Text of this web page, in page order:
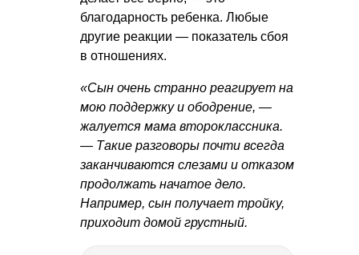
благодарность ребенка. Любые
другие реакции — показатель сбоя
в отношениях.
«Сын очень странно реагирует на
мою поддержку и ободрение, —
жалуется мама второклассника.
— Такие разговоры почти всегда
заканчиваются слезами и отказом
продолжать начатое дело.
Например, сын получает тройку,
приходит домой грустный.